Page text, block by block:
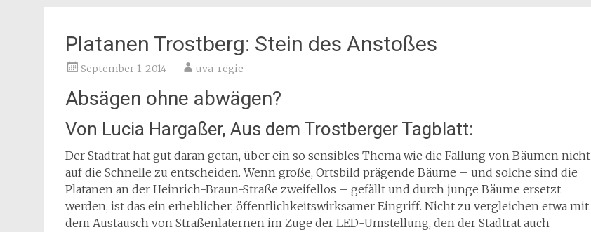
Platanen Trostberg: Stein des Anstoßes
September 1, 2014 uva-regie
Absägen ohne abwägen?
Von Lucia Hargaßer, Aus dem Trostberger Tagblatt:
Der Stadtrat hat gut daran getan, über ein so sensibles Thema wie die Fällung von Bäumen nicht
auf die Schnelle zu entscheiden. Wenn große, Ortsbild prägende Bäume – und solche sind die
Platanen an der Heinrich-Braun-Straße zweifellos – gefällt und durch junge Bäume ersetzt
werden, ist das ein erheblicher, öffentlichkeitswirksamer Eingriff. Nicht zu vergleichen etwa mit
dem Austausch von Straßenlaternen im Zuge der LED-Umstellung, den der Stadtrat auch